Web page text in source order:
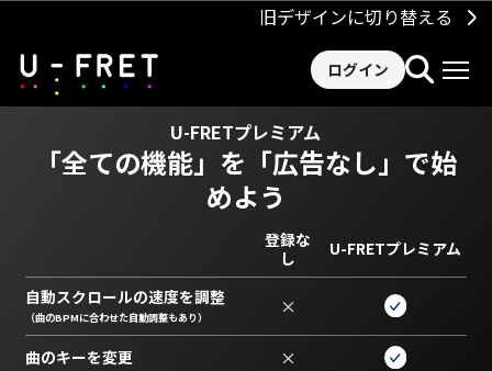
旧デザインに切り替える
ログイン
U-FRETプレミアム
「全ての機能」を 「広告なし」で始
めよう
登録な
し
U-FRETプレミアム
自動スクロールの速度を調整
（曲のBPMに合わせた自動調整もあり） ×
曲のキーを変更 ×